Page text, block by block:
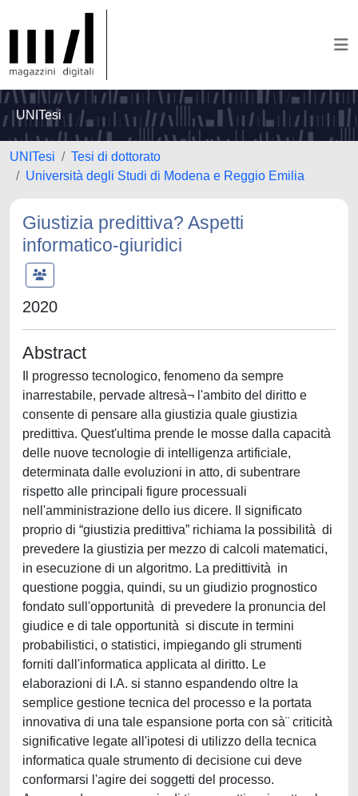
UNITesi
UNITesi
Tesi di dottorato
Università degli Studi di Modena e Reggio Emilia
Giustizia predittiva? Aspetti
informatico-giuridici
2020
Abstract
Il progresso tecnologico, fenomeno da sempre
inarrestabile, pervade altresà¬ l'ambito del diritto e
consente di pensare alla giustizia quale giustizia
predittiva. Quest'ultima prende le mosse dalla capacità
delle nuove tecnologie di intelligenza artificiale,
determinata dalle evoluzioni in atto, di subentrare
rispetto alle principali figure processuali
nell'amministrazione dello ius dicere. Il significato
proprio di “giustizia predittiva” richiama la possibilità di
prevedere la giustizia per mezzo di calcoli matematici,
in esecuzione di un algoritmo. La predittività in
questione poggia, quindi, su un giudizio prognostico
fondato sull'opportunità di prevedere la pronuncia del
giudice e di tale opportunità si discute in termini
probabilistici, o statistici, impiegando gli strumenti
forniti dall'informatica applicata al diritto. Le
elaborazioni di I.A. si stanno espandendo oltre la
semplice gestione tecnica del processo e la portata
innovativa di una tale espansione porta con sà¨ criticità
significative legate all'ipotesi di utilizzo della tecnica
informatica quale strumento di decisione cui deve
conformarsi l'agire dei soggetti del processo.